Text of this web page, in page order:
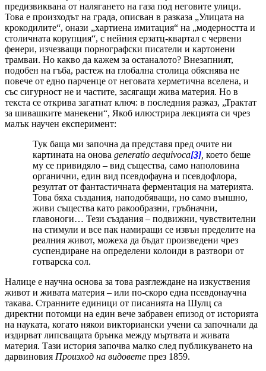
предизвиквана от налягането на газа под неговите улици.
Това е произходът на града, описван в разказа „Улицата на
крокодилите“, онази „хартиена имитация“ на „модерността и
столичната корупция“, с нейния ерзатц-квартал с червени
фенери, изчезващи порнографски писатели и картонени
трамваи. Но какво да кажем за останалото? Внезапният,
подобен на гъба, растеж на глобална столица обяснява не
повече от едно парченце от неговата херметична вселена, и
със сигурност не и частите, засягащи жива материя. Но в
текста се открива загатнат ключ: в последния разказ, „Трактат
за шивашките манекени“, Якоб илюстрира лекцията си чрез
малък научен експеримент:
Тук баща ми започна да представя пред очите ни
картината на оноваgeneratio aequivoca[3], което беше
му се привидяло – вид същества, само наполовина
органични, един вид псевдофауна и псевдофлора,
резултат от фантастичната ферментация на материята.
Това бяха създания, наподобяващи, но само външно,
живи същества като ракообразни, гръбначни,
главоноги… Тези създания – подвижни, чувствителни
на стимули и все пак намиращи се извън пределите на
реалния живот, можеха да бъдат произведени чрез
суспендиране на определени колоиди в разтвори от
готварска сол.
Налице е научна основа за това разглеждане на изкуствения
живот и живата материя – или по-скоро една псевдонаучна
такава. Странните единици от писанията на Шулц са
директни потомци на един вече забравен епизод от историята
на науката, когато някои викториански учени са започнали да
издирват липсващата брънка между мъртвата и живата
материя. Тази история започва малко след публикуването на
дарвиновия Произход на видовете през 1859.